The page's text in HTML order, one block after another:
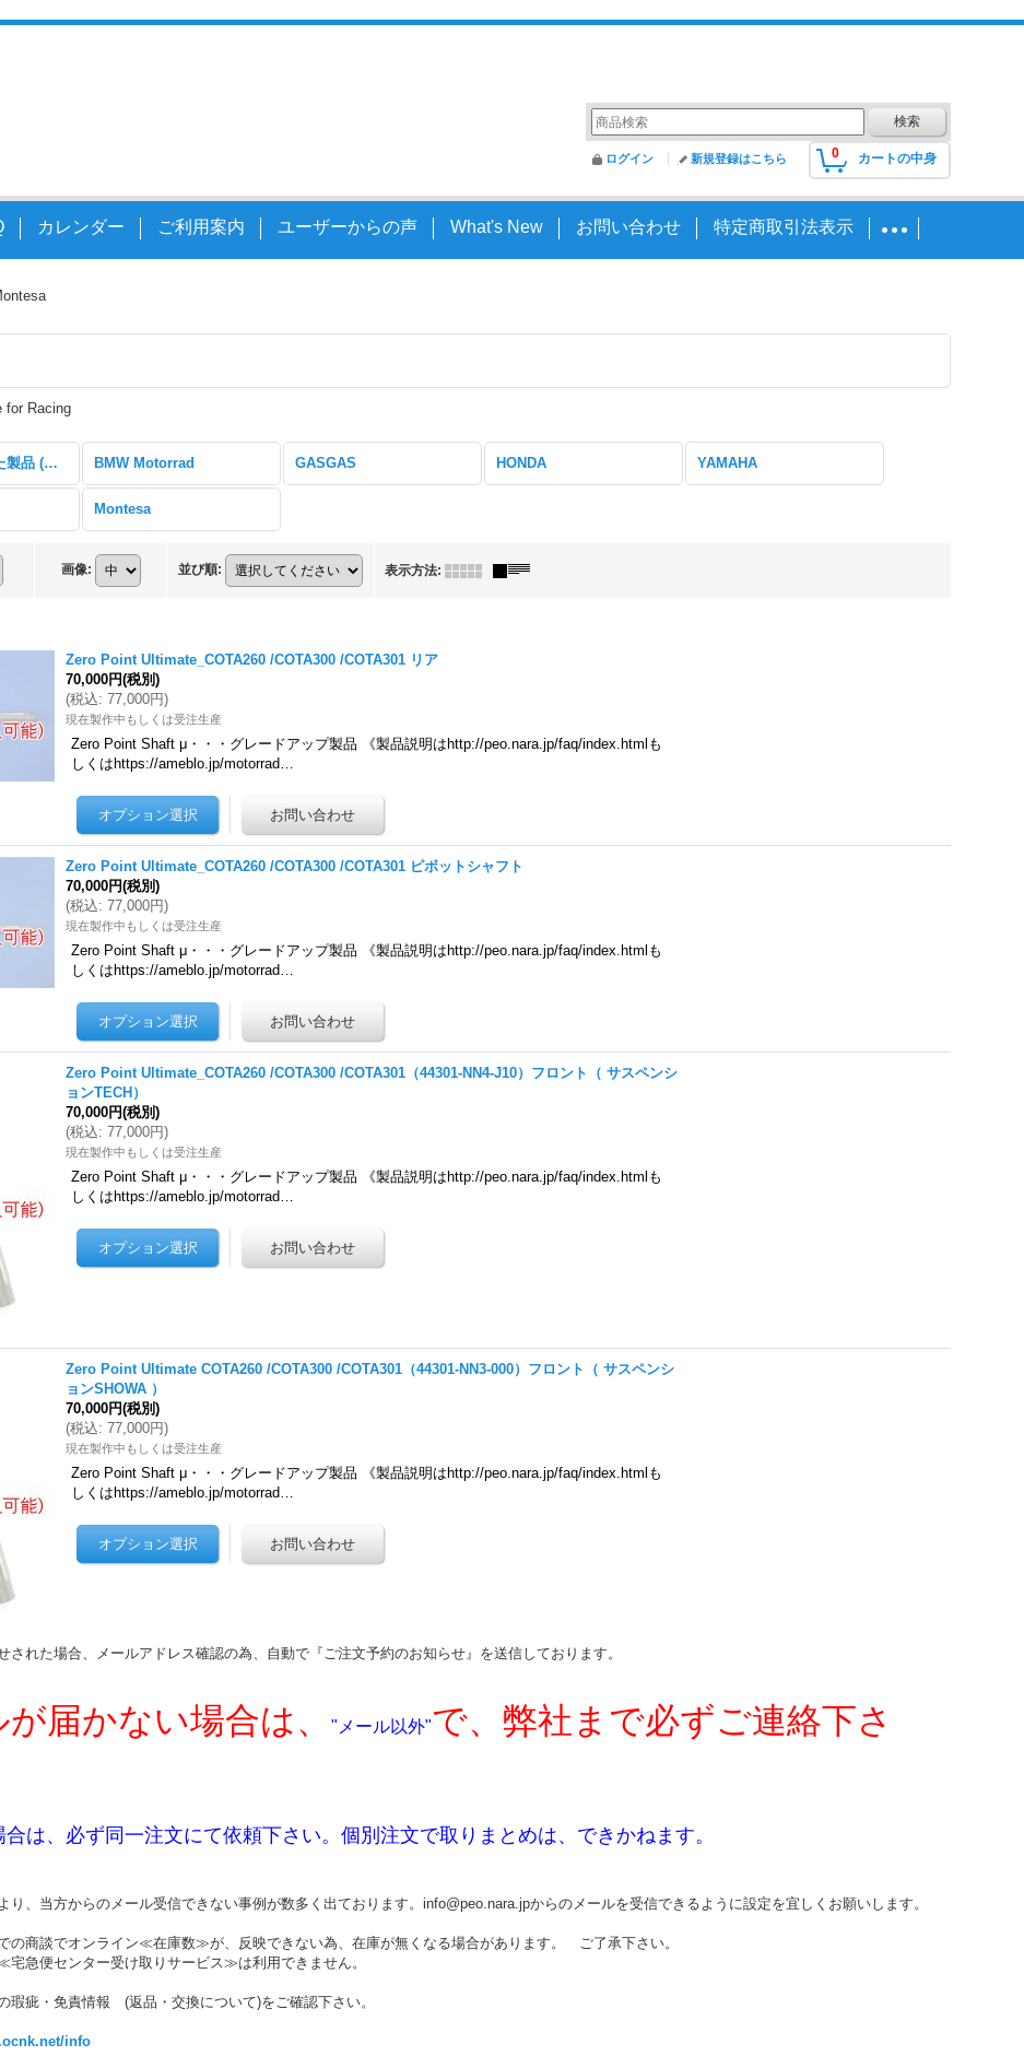
0 カートの中身
ログイン 新規登録はこちら
カレンダー ご利用案内 ユーザーからの声 What's New お問い合わせ 特定商取引法表示
for Racing
レースに特化した製品 (全商品) BMW Motorrad GASGAS HONDA YAMAHA
Montesa
画像: 並び順: 表示方法:
Zero Point Ultimate_COTA260 /COTA300 /COTA301 リア
70,000円(税別)
(税込: 77,000円)
現在製作中もしくは受注生産
Zero Point Shaft μ・・・グレードアップ製品 《製品説明はhttp://peo.nara.jp/faq/index.htmlも
しくはhttps://ameblo.jp/motorrad…
Zero Point Ultimate_COTA260 /COTA300 /COTA301 ピボットシャフト
70,000円(税別)
(税込: 77,000円)
現在製作中もしくは受注生産
Zero Point Shaft μ・・・グレードアップ製品 《製品説明はhttp://peo.nara.jp/faq/index.htmlも
しくはhttps://ameblo.jp/motorrad…
Zero Point Ultimate_COTA260 /COTA300 /COTA301（44301-NN4-J10）フロント（ サスペンシ
ョンTECH）
70,000円(税別)
(税込: 77,000円)
現在製作中もしくは受注生産
Zero Point Shaft μ・・・グレードアップ製品 《製品説明はhttp://peo.nara.jp/faq/index.htmlも
しくはhttps://ameblo.jp/motorrad…
Zero Point Ultimate COTA260 /COTA300 /COTA301（44301-NN3-000）フロント（ サスペンシ
ョンSHOWA ）
70,000円(税別)
(税込: 77,000円)
現在製作中もしくは受注生産
Zero Point Shaft μ・・・グレードアップ製品 《製品説明はhttp://peo.nara.jp/faq/index.htmlも
しくはhttps://ameblo.jp/motorrad…
された場合、メールアドレス確認の為、自動で『ご注文予約のお知らせ』を送信しております。
届かない場合は、"メール以外"で、弊社まで必ずご連絡下さ
合は、必ず同一注文にて依頼下さい。個別注文で取りまとめは、できかねます。
り、当方からのメール受信できない事例が数多く出ております。info@peo.nara.jpからのメールを受信できるように設定を宜しくお願いします。
の商談でオンライン≪在庫数≫が、反映できない為、在庫が無くなる場合があります。 ご了承下さい。
急便センター受け取りサービス≫は利用できません。
瑕疵・免責情報 (返品・交換について)をご確認下さい。
info